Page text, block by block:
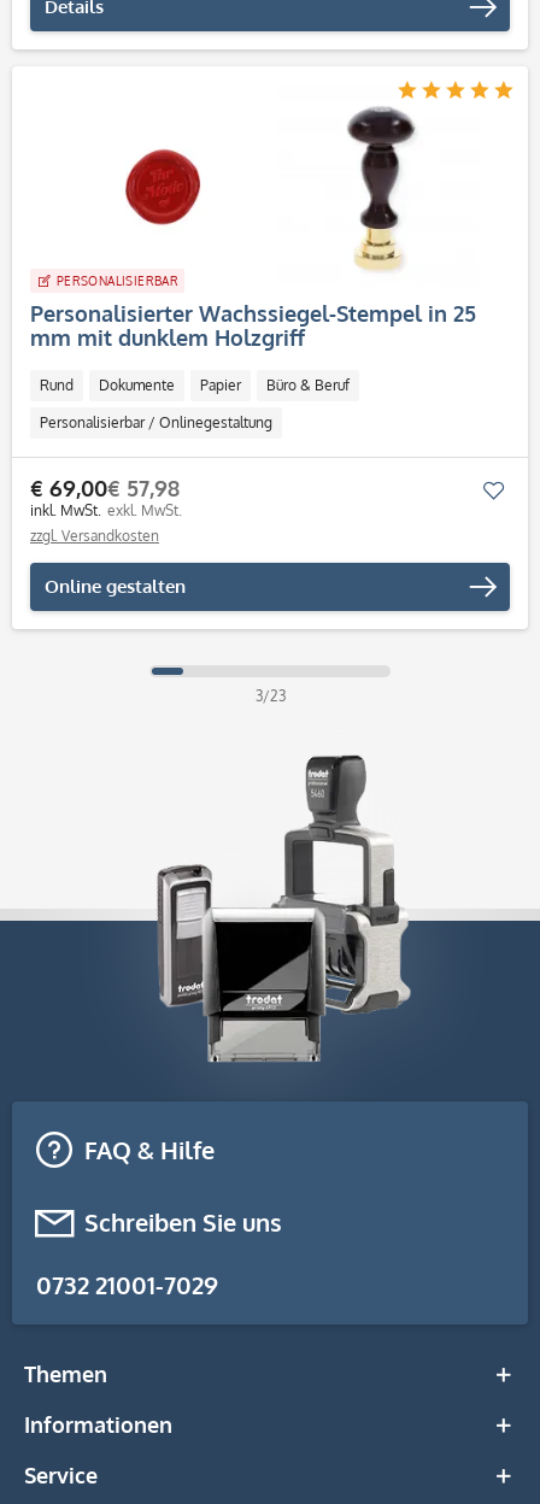
Details
PERSONALISIERBAR
Personalisierter Wachssiegel-Stempel in 25
mm mit dunklem Holzgriff
Rund Dokumente Papier Büro & Beruf
Personalisierbar / Onlinegestaltung
€ 69,00
inkl. MwSt.
€ 57,98
exkl. MwSt.
zzgl. Versandkosten
Online gestalten
3/23
FAQ & Hilfe
Schreiben Sie uns
0732 21001-7029
Themen
Informationen
Service